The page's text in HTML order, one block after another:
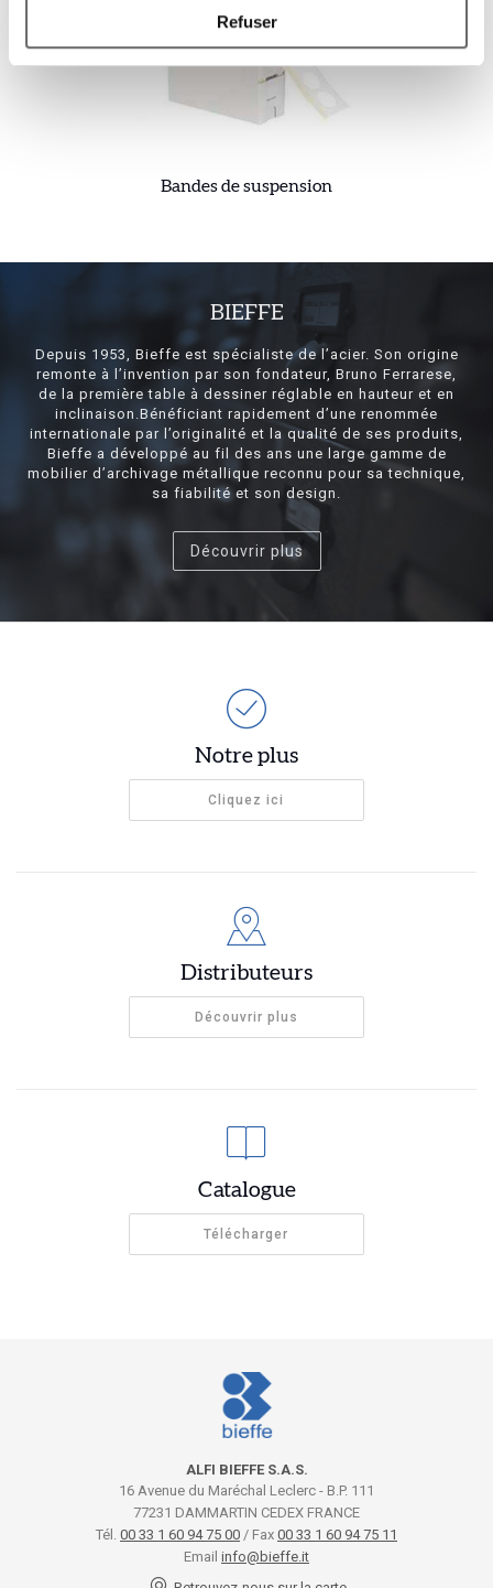
Refuser
Bandes de suspension
BIEFFE
Depuis 1953, Bieffe est spécialiste de l’acier. Son origine
remonte à l’invention par son fondateur, Bruno Ferrarese,
de la première table à dessiner réglable en hauteur et en
inclinaison.Bénéficiant rapidement d’une renommée
internationale par l’originalité et la qualité de ses produits,
Bieffe a développé au fil des ans une large gamme de
mobilier d’archivage métallique reconnu pour sa technique,
sa fiabilité et son design.
Découvrir plus
Notre plus
Cliquez ici
Distributeurs
Découvrir plus
Catalogue
Télécharger
ALFI BIEFFE S.A.S.
16 Avenue du Maréchal Leclerc - B.P. 111
77231 DAMMARTIN CEDEX FRANCE
Tél. 00 33 1 60 94 75 00 / Fax 00 33 1 60 94 75 11
Email info@bieffe.it